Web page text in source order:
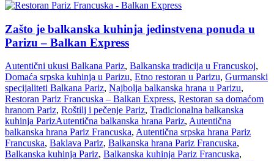
Zašto je balkanska kuhinja jedinstvena ponuda u
Parizu – Balkan Express
Autentični ukusi Balkana Pariz, Balkanska tradicija u Francuskoj,
Domaća srpska kuhinja u Parizu, Etno restoran u Parizu, Gurmanski
specijaliteti Balkana Pariz, Najbolja balkanska hrana u Parizu,
Restoran Pariz Francuska – Balkan Express, Restoran sa domaćom
hranom Pariz, Roštilj i pečenje Pariz, Tradicionalna balkanska
kuhinja ParizAutentična balkanska hrana Pariz, Autentična
balkanska hrana Pariz Francuska, Autentična srpska hrana Pariz
Francuska, Baklava Pariz, Balkanska hrana Pariz Francuska,
Balkanska kuhinja Pariz, Balkanska kuhinja Pariz Francuska,